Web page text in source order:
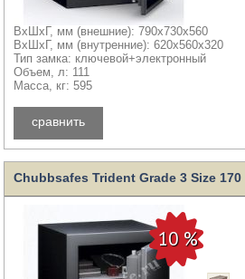
ВхШхГ, мм (внешние): 790x730x560
ВхШхГ, мм (внутренние): 620x560x320
Тип замка: ключевой+электронный
Объем, л: 111
Масса, кг: 595
сравнить
Chubbsafes Trident Grade 3 Size 170